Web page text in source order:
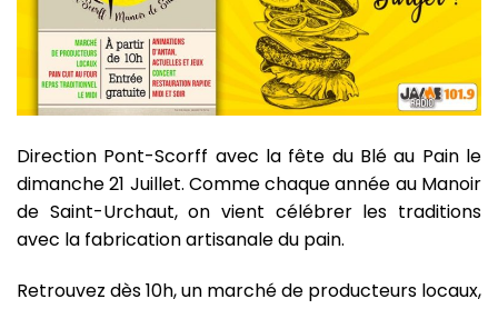
Direction Pont-Scorff avec la fête du Blé au Pain le
dimanche 21 Juillet. Comme chaque année au Manoir
de Saint-Urchaut, on vient célébrer les traditions
avec la fabrication artisanale du pain.
Retrouvez dès 10h, un marché de producteurs locaux,